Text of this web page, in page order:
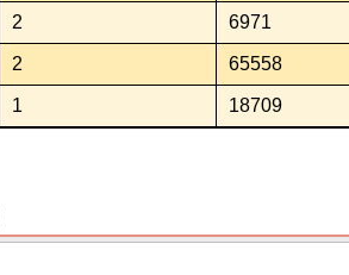
2 6971
2 65558
1 18709